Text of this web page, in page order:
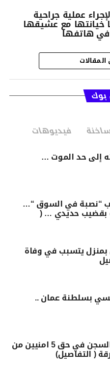
عملية جراحية
مع عشيقها
هاتفها
فيديوهات
إلى حد الموت …
“نصبة في السوق “…
حديدي … (
يتسبب في وفاة
بسلطنة عمان ..
ابطاقة ايداع بالسجن في حق 5 امنيين من
( التفاصيل)